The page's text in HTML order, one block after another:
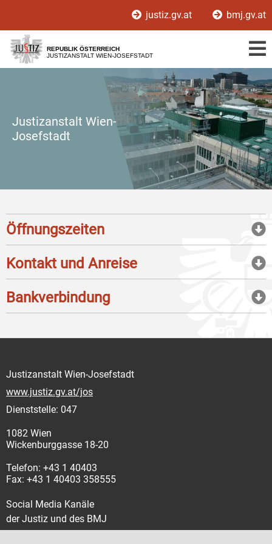
[1]
[2]
justiz.gv.at bmj.gv.at
REPUBLIK ÖSTERREICH
JUSTIZANSTALT WIEN-JOSEFSTADT
Justizanstalt Wien-
Josefstadt
Öffnungszeiten
Kontakt und Anreise
Bankverbindung
Justizanstalt Wien-Josefstadt
www.justiz.gv.at/jos
Dienststelle: 047
1082 Wien
Wickenburggasse 18-20
Telefon: +43 1 40403
Fax: +43 1 40403 358555
Social Media Kanäle
der Justiz und des BMJ